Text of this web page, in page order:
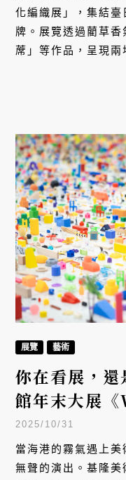
化編織展」，集結
牌。展覽透過藺草
蓆」等作品，呈現
展覽 藝術
你在看展，
館年末大展
（們）到此一
問數位時代的
2025/10/31
當海港的霧氣遇上
無聲的演出。基隆